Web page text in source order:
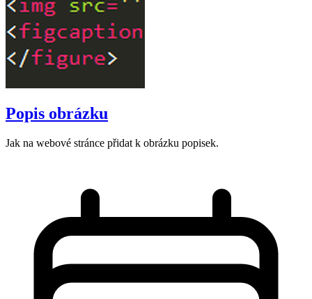
Popis obrázku
Jak na webové stránce přidat k obrázku popisek.